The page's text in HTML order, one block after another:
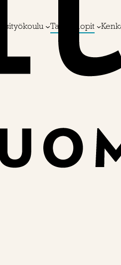
Käsityökoulu Taito Shopit